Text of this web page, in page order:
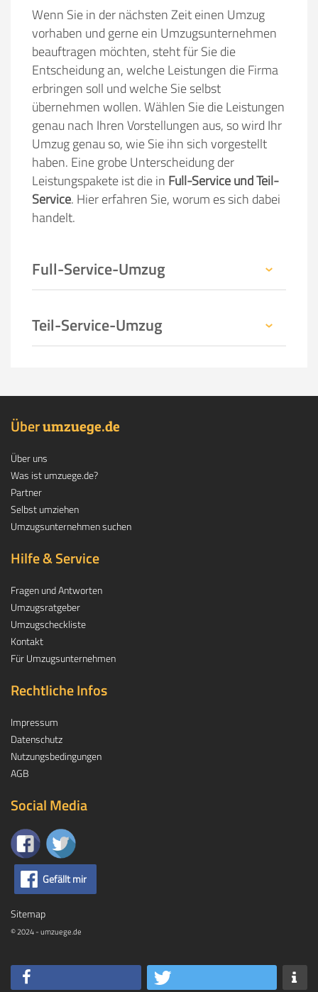
Wenn Sie in der nächsten Zeit einen Umzug
vorhaben und gerne ein Umzugsunternehmen
beauftragen möchten, steht für Sie die
Entscheidung an, welche Leistungen die Firma
erbringen soll und welche Sie selbst
übernehmen wollen. Wählen Sie die Leistungen
genau nach Ihren Vorstellungen aus, so wird Ihr
Umzug genau so, wie Sie ihn sich vorgestellt
haben. Eine grobe Unterscheidung der
Leistungspakete ist die in Full-Service und Teil-
Service. Hier erfahren Sie, worum es sich dabei
handelt.
Full-Service-Umzug
Teil-Service-Umzug
Überumzuege.de
Über uns
Was ist umzuege.de?
Partner
Selbst umziehen
Umzugsunternehmen suchen
Hilfe & Service
Fragen und Antworten
Umzugsratgeber
Umzugscheckliste
Kontakt
Für Umzugsunternehmen
Rechtliche Infos
Impressum
Datenschutz
Nutzungsbedingungen
AGB
Social Media
Gefällt mir
Sitemap
© 2024 - umzuege.de